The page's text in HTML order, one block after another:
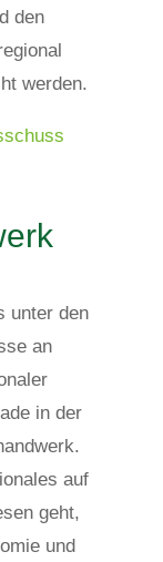
den
werden.
unter den
an
in der
auf
geht,
und